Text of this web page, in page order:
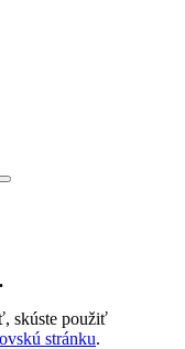
skúste použiť
stránku.